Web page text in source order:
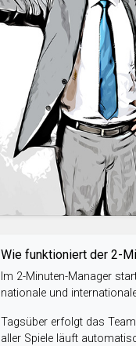
Wie funktioniert der 2-
Im 2-Minuten-Manager
nationale und
Tagsüber erfolgt das
aller Spiele läuft